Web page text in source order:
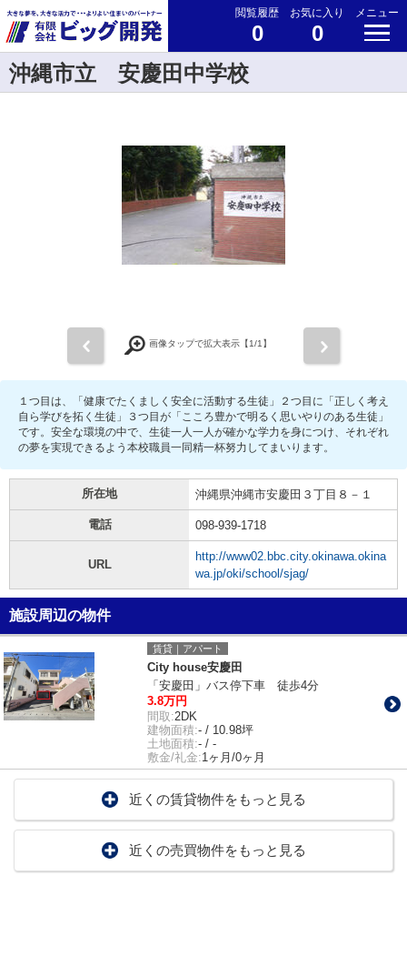
閲覧履歴
0
お気に入り
0
メニュー
沖縄市立 安慶田中学校
画像タップで拡大表示【1/1】
１つ目は、「健康でたくましく安全に活動する生徒」２つ目に「正しく考え
自ら学びを拓く生徒」３つ目が「こころ豊かで明るく思いやりのある生徒」
です。安全な環境の中で、生徒一人一人が確かな学力を身につけ、それぞれ
の夢を実現できるよう本校職員一同精一杯努力してまいります。
所在地 沖縄県沖縄市安慶田３丁目８－１
電話 098-939-1718
URL
http://www02.bbc.city.okinawa.okina
wa.jp/oki/school/sjag/
施設周辺の物件
賃貸｜アパート
City house安慶田
「安慶田」バス停下車 徒歩4分
3.8万円
間取:2DK
建物面積:- / 10.98坪
土地面積:- / -
敷金/礼金:1ヶ月/0ヶ月
近くの賃貸物件をもっと見る
近くの売買物件をもっと見る